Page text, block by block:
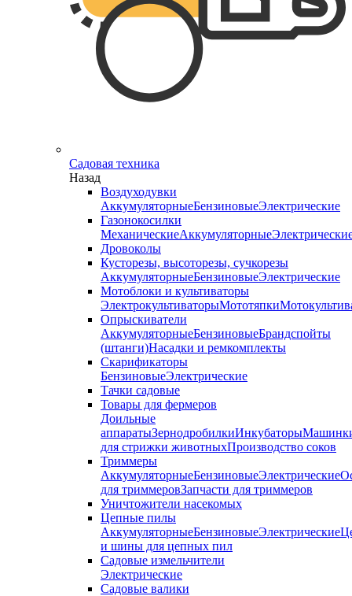
Садовая техника
Назад
Воздуходувки
АккумуляторныеБензиновыеЭлектрические
Газонокосилки
МеханическиеАккумуляторные
Дровоколы
Кусторезы, высоторезы, сучкорезы
АккумуляторныеБензиновыеЭлектрические
Мотоблоки и культиваторы
ЭлектрокультиваторыМототяпки
Опрыскиватели
АккумуляторныеБензиновыеБрандспойты
(штанги)Насадки и ремкомплекты
Скарификаторы
БензиновыеЭлектрические
Тачки садовые
Товары для фермеров
Доильные
аппаратыЗернодробилкиИнкубаторы
для стрижки животныхПроизводство соков
Триммеры
АккумуляторныеБензиновыеЭлектрические
для триммеровЗапчасти для триммеров
Уничтожители насекомых
Цепные пилы
АккумуляторныеБензиновыеЭлектрические
и шины для цепных пил
Садовые измельчители
Электрические
Садовые валики